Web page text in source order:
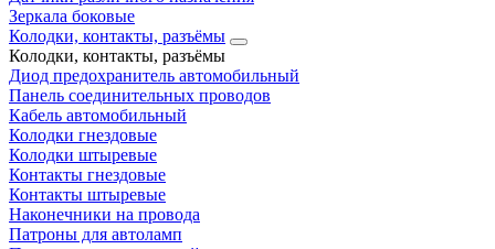
Зеркала боковые
Колодки, контакты, разъёмы
Колодки, контакты, разъёмы
Диод предохранитель автомобильный
Панель соединительных проводов
Кабель автомобильный
Колодки гнездовые
Колодки штыревые
Контакты гнездовые
Контакты штыревые
Наконечники на провода
Патроны для автоламп